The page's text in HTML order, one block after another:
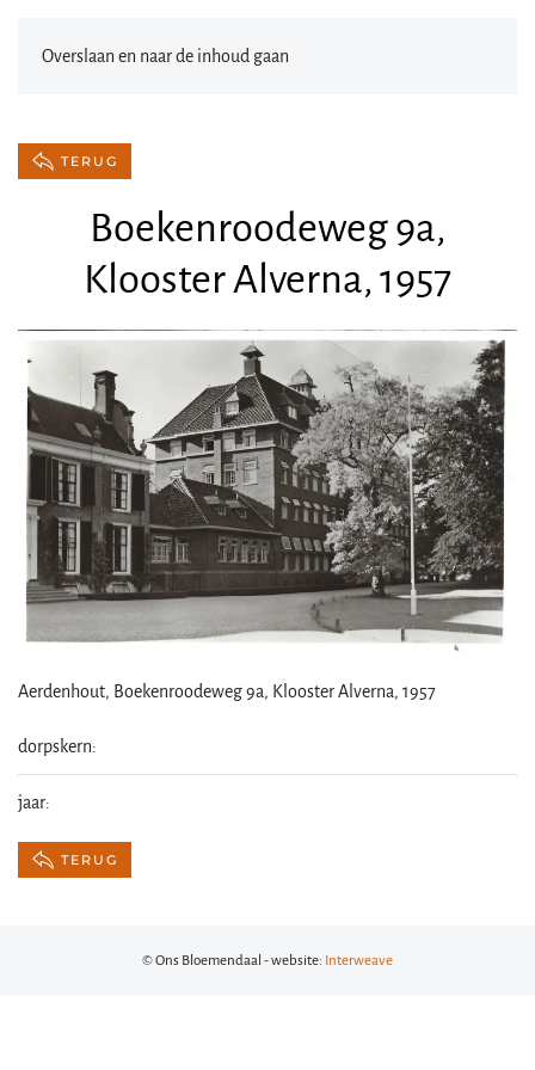
Overslaan en naar de inhoud gaan
TERUG
Boekenroodeweg 9a,
Klooster Alverna, 1957
Aerdenhout, Boekenroodeweg 9a, Klooster Alverna, 1957
dorpskern:
jaar:
TERUG
© Ons Bloemendaal - website: Interweave